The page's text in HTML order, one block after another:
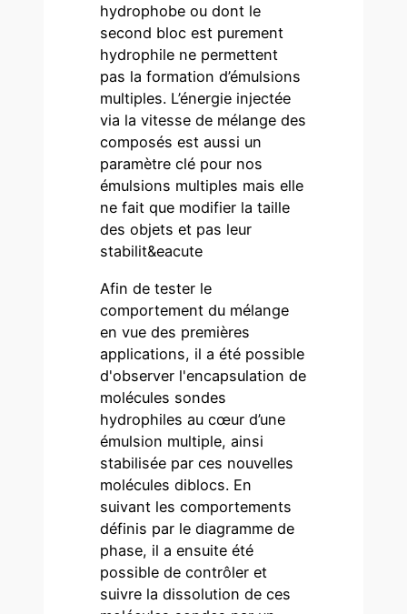
hydrophobe ou dont le
second bloc est purement
hydrophile ne permettent
pas la formation d’émulsions
multiples. L’énergie injectée
via la vitesse de mélange des
composés est aussi un
paramètre clé pour nos
émulsions multiples mais elle
ne fait que modifier la taille
des objets et pas leur
stabilit&eacute
Afin de tester le
comportement du mélange
en vue des premières
applications, il a été possible
d'observer l'encapsulation de
molécules sondes
hydrophiles au cœur d’une
émulsion multiple, ainsi
stabilisée par ces nouvelles
molécules diblocs. En
suivant les comportements
définis par le diagramme de
phase, il a ensuite été
possible de contrôler et
suivre la dissolution de ces